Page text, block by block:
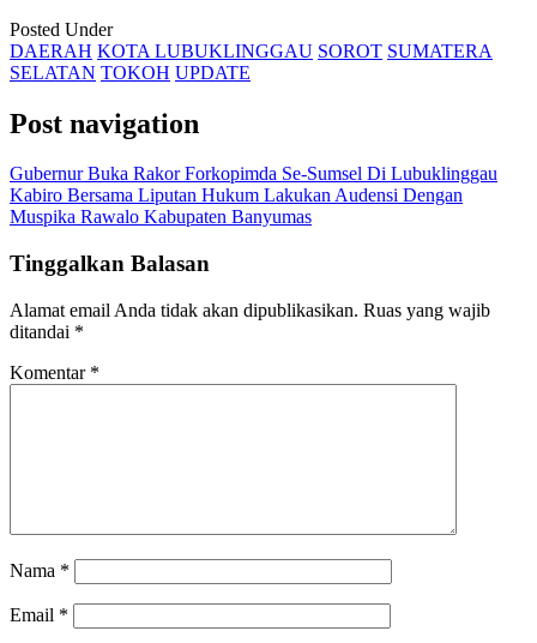
Posted Under
DAERAH KOTA LUBUKLINGGAU SOROT SUMATERA
SELATAN TOKOH UPDATE
Post navigation
Gubernur Buka Rakor Forkopimda Se-Sumsel Di Lubuklinggau
Kabiro Bersama Liputan Hukum Lakukan Audensi Dengan
Muspika Rawalo Kabupaten Banyumas
Tinggalkan Balasan
Alamat email Anda tidak akan dipublikasikan. Ruas yang wajib
ditandai *
Komentar *
Nama *
Email *